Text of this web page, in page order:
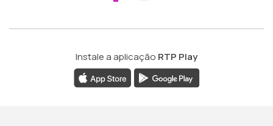
Instale a aplicação RTP Play